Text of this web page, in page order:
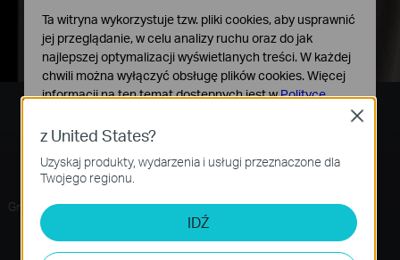
Urządzenie 7-w-1
Gniazdo do chowania
Szybkie ładowanie
100W
HDMI
z United States?
Uzyskaj produkty, wydarzenia i usługi przeznaczone dla
Twojego regionu.
IDŹ
Close
Ta witryna wykorzystuje tzw. pliki cookies, aby usprawnić
jej przeglądanie, w celu analizy ruchu oraz do jak
najlepszej optymalizacji wyświetlanych treści. W każdej
chwili można wyłączyć obsługę plików cookies. Więcej
informacji na ten temat dostępnych jest wPolityce
Podstawowe Cookies
Te pliki cookies niezbędne są do poprawnego działania
witryny i nie moga zostać wyłączone.
Cookies dotyczące analizy i marketingu
Analiza - Te pliki Cookies są wykorzystywane w celu
analizy ruchu na naszej stronie, co umożliwia poprawę i